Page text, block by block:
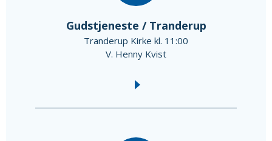
Gudstjeneste / Tranderup
Tranderup Kirke kl. 11:00
V. Henny Kvist